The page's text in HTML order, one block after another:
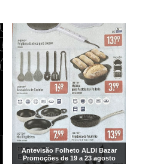
Antevisão Folheto ALDI Bazar
Promoções de 19 a 23 agosto